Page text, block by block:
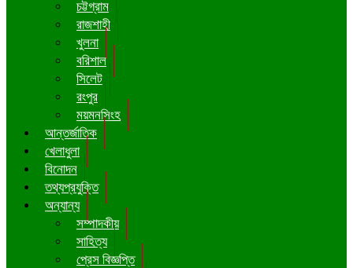
চট্টগ্রাম
রাজশাহী
খুলনা
বরিশাল
সিলেট
রংপুর
ময়মনসিংহ
আন্তর্জাতিক
খেলাধুলা
বিনোদন
তথ্যপ্রযুক্তি
অন্যান্য
সম্পাদকীয়
সাহিত্য
প্রেস বিজ্ঞপ্তি